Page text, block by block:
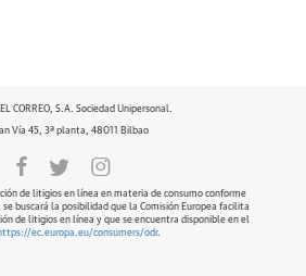
CORREO, S.A. Sociedad Unipersonal.
Vía 45, 3ª planta, 48011 Bilbao
de litigios en línea en materia de consumo conforme
buscará la posibilidad que la Comisión Europea facilita
de litigios en línea y que se encuentra disponible en el
ec.europa.eu/consumers/odr.